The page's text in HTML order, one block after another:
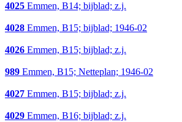
4025 Emmen, B14; bijblad; z.j.
4028 Emmen, B15; bijblad; 1946-02
4026 Emmen, B15; bijblad; z.j.
989 Emmen, B15; Netteplan; 1946-02
4027 Emmen, B15; bijblad; z.j.
4029 Emmen, B16; bijblad; z.j.